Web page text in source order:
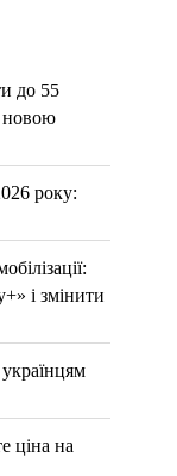
до 55
новою
року:
і змінити
ціна на